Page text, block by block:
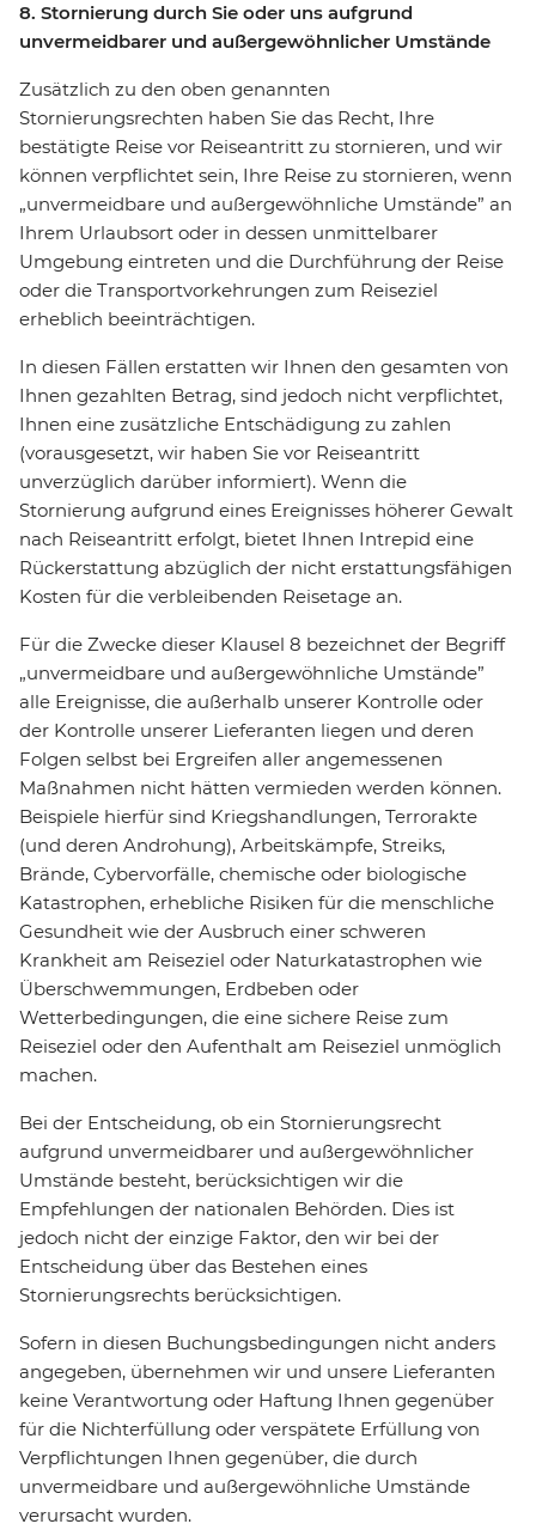
8. Stornierung durch Sie oder uns aufgrund
unvermeidbarer und außergewöhnlicher Umstände
Zusätzlich zu den oben genannten
Stornierungsrechten haben Sie das Recht, Ihre
bestätigte Reise vor Reiseantritt zu stornieren, und wir
können verpflichtet sein, Ihre Reise zu stornieren, wenn
„unvermeidbare und außergewöhnliche Umstände” an
Ihrem Urlaubsort oder in dessen unmittelbarer
Umgebung eintreten und die Durchführung der Reise
oder die Transportvorkehrungen zum Reiseziel
erheblich beeinträchtigen.
In diesen Fällen erstatten wir Ihnen den gesamten von
Ihnen gezahlten Betrag, sind jedoch nicht verpflichtet,
Ihnen eine zusätzliche Entschädigung zu zahlen
(vorausgesetzt, wir haben Sie vor Reiseantritt
unverzüglich darüber informiert). Wenn die
Stornierung aufgrund eines Ereignisses höherer Gewalt
nach Reiseantritt erfolgt, bietet Ihnen Intrepid eine
Rückerstattung abzüglich der nicht erstattungsfähigen
Kosten für die verbleibenden Reisetage an.
Für die Zwecke dieser Klausel 8 bezeichnet der Begriff
„unvermeidbare und außergewöhnliche Umstände”
alle Ereignisse, die außerhalb unserer Kontrolle oder
der Kontrolle unserer Lieferanten liegen und deren
Folgen selbst bei Ergreifen aller angemessenen
Maßnahmen nicht hätten vermieden werden können.
Beispiele hierfür sind Kriegshandlungen, Terrorakte
(und deren Androhung), Arbeitskämpfe, Streiks,
Brände, Cybervorfälle, chemische oder biologische
Katastrophen, erhebliche Risiken für die menschliche
Gesundheit wie der Ausbruch einer schweren
Krankheit am Reiseziel oder Naturkatastrophen wie
Überschwemmungen, Erdbeben oder
Wetterbedingungen, die eine sichere Reise zum
Reiseziel oder den Aufenthalt am Reiseziel unmöglich
machen.
Bei der Entscheidung, ob ein Stornierungsrecht
aufgrund unvermeidbarer und außergewöhnlicher
Umstände besteht, berücksichtigen wir die
Empfehlungen der nationalen Behörden. Dies ist
jedoch nicht der einzige Faktor, den wir bei der
Entscheidung über das Bestehen eines
Stornierungsrechts berücksichtigen.
Sofern in diesen Buchungsbedingungen nicht anders
angegeben, übernehmen wir und unsere Lieferanten
keine Verantwortung oder Haftung Ihnen gegenüber
für die Nichterfüllung oder verspätete Erfüllung von
Verpflichtungen Ihnen gegenüber, die durch
unvermeidbare und außergewöhnliche Umstände
verursacht wurden.